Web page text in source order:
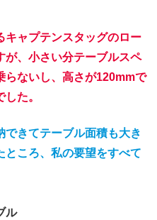
キャプテンスタッグのロー
が、小さい分テーブルスペ
らないし、高さが120mmで
た。
できてテーブル面積も大き
ころ、 私の要望をすべて
ル